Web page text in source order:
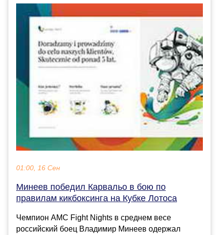
01:00, 16 Сен
Минеев победил Карвальо в бою по
правилам кикбоксинга на Кубке Лотоса
Чемпион AMC Fight Nights в среднем весе
российский боец Владимир Минеев одержал